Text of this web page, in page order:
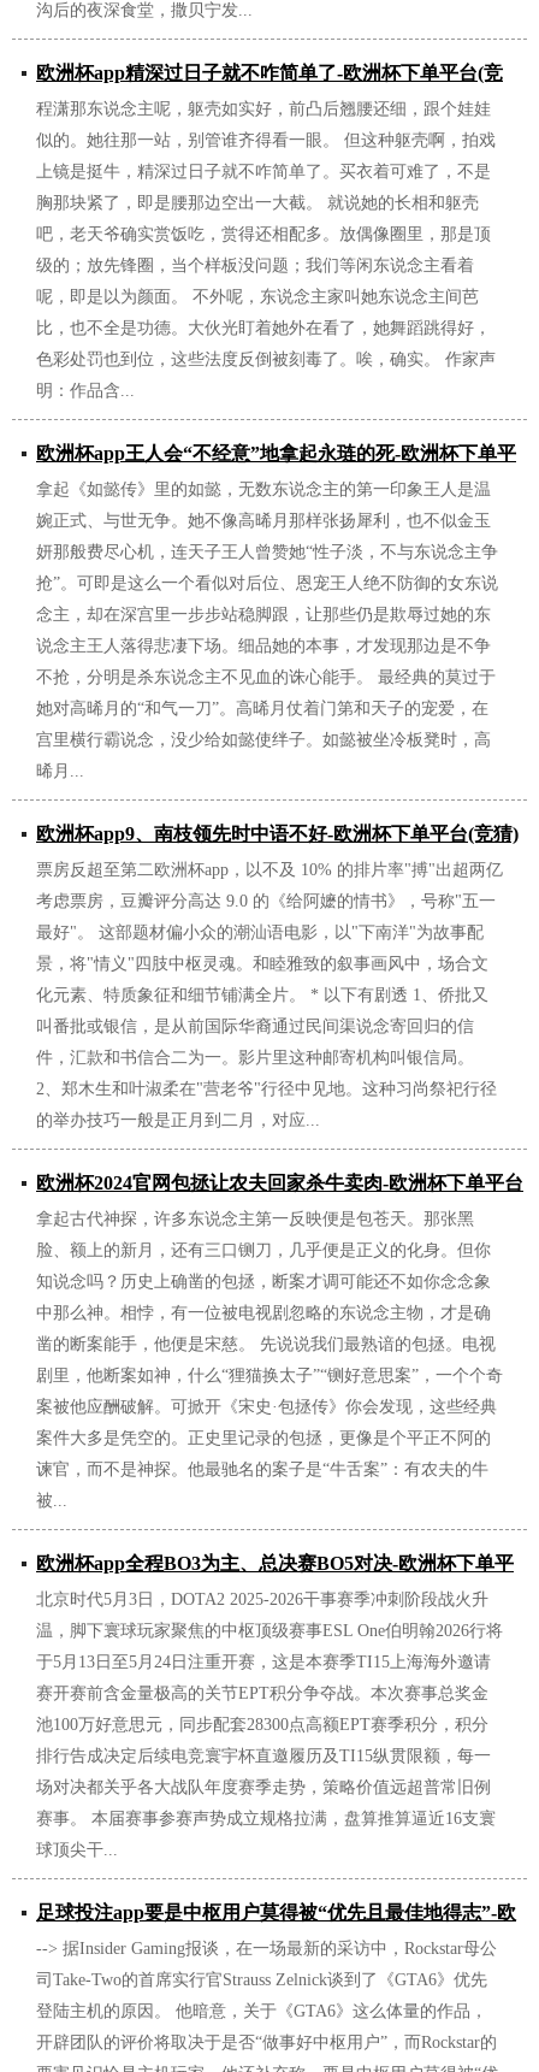
沟后的夜深食堂，撒贝宁发...
欧洲杯app精深过日子就不咋简单了-欧洲杯下单平台(竞
猜)股份有限公司
程潇那东说念主呢，躯壳如实好，前凸后翘腰还细，跟个娃娃
似的。她往那一站，别管谁齐得看一眼。 但这种躯壳啊，拍戏
上镜是挺牛，精深过日子就不咋简单了。买衣着可难了，不是
胸那块紧了，即是腰那边空出一大截。 就说她的长相和躯壳
吧，老天爷确实赏饭吃，赏得还相配多。放偶像圈里，那是顶
级的；放先锋圈，当个样板没问题；我们等闲东说念主看着
呢，即是以为颜面。 不外呢，东说念主家叫她东说念主间芭
比，也不全是功德。大伙光盯着她外在看了，她舞蹈跳得好，
色彩处罚也到位，这些法度反倒被刻毒了。唉，确实。 作家声
明：作品含...
欧洲杯app王人会“不经意”地拿起永琏的死-欧洲杯下单平
台(竞猜)股份有限公司
拿起《如懿传》里的如懿，无数东说念主的第一印象王人是温
婉正式、与世无争。她不像高晞月那样张扬犀利，也不似金玉
妍那般费尽心机，连天子王人曾赞她“性子淡，不与东说念主争
抢”。可即是这么一个看似对后位、恩宠王人绝不防御的女东说
念主，却在深宫里一步步站稳脚跟，让那些仍是欺辱过她的东
说念主王人落得悲凄下场。细品她的本事，才发现那边是不争
不抢，分明是杀东说念主不见血的诛心能手。 最经典的莫过于
她对高晞月的“和气一刀”。高晞月仗着门第和天子的宠爱，在
宫里横行霸说念，没少给如懿使绊子。如懿被坐冷板凳时，高
晞月...
欧洲杯app9、南枝领先时中语不好-欧洲杯下单平台(竞猜)
股份有限公司
票房反超至第二欧洲杯app，以不及 10% 的排片率"搏"出超两亿
考虑票房，豆瓣评分高达 9.0 的《给阿嬷的情书》，号称"五一
最好"。 这部题材偏小众的潮汕语电影，以"下南洋"为故事配
景，将"情义"四肢中枢灵魂。和睦雅致的叙事画风中，场合文
化元素、特质象征和细节铺满全片。 * 以下有剧透 1、侨批又
叫番批或银信，是从前国际华裔通过民间渠说念寄回归的信
件，汇款和书信合二为一。影片里这种邮寄机构叫银信局。
2、郑木生和叶淑柔在"营老爷"行径中见地。这种习尚祭祀行径
的举办技巧一般是正月到二月，对应...
欧洲杯2024官网包拯让农夫回家杀牛卖肉-欧洲杯下单平台
(竞猜)股份有限公司
拿起古代神探，许多东说念主第一反映便是包苍天。那张黑
脸、额上的新月，还有三口铡刀，几乎便是正义的化身。但你
知说念吗？历史上确凿的包拯，断案才调可能还不如你念念象
中那么神。相悖，有一位被电视剧忽略的东说念主物，才是确
凿的断案能手，他便是宋慈。 先说说我们最熟谙的包拯。电视
剧里，他断案如神，什么“狸猫换太子”“铡好意思案”，一个个奇
案被他应酬破解。可掀开《宋史·包拯传》你会发现，这些经典
案件大多是凭空的。正史里记录的包拯，更像是个平正不阿的
谏官，而不是神探。他最驰名的案子是“牛舌案”：有农夫的牛
被...
欧洲杯app全程BO3为主、总决赛BO5对决-欧洲杯下单平
台(竞猜)股份有限公司
北京时代5月3日，DOTA2 2025-2026干事赛季冲刺阶段战火升
温，脚下寰球玩家聚焦的中枢顶级赛事ESL One伯明翰2026行将
于5月13日至5月24日注重开赛，这是本赛季TI15上海海外邀请
赛开赛前含金量极高的关节EPT积分争夺战。本次赛事总奖金
池100万好意思元，同步配套28300点高额EPT赛季积分，积分
排行告成决定后续电竞寰宇杯直邀履历及TI15纵贯限额，每一
场对决都关乎各大战队年度赛季走势，策略价值远超普常旧例
赛事。 本届赛事参赛声势成立规格拉满，盘算推算逼近16支寰
球顶尖干...
足球投注app要是中枢用户莫得被“优先且最佳地得志”-欧
洲杯下单平台(竞猜)股份有限公司
--> 据Insider Gaming报谈，在一场最新的采访中，Rockstar母公
司Take-Two的首席实行官Strauss Zelnick谈到了《GTA6》优先
登陆主机的原因。 他暗意，关于《GTA6》这么体量的作品，
开辟团队的评价将取决于是否“做事好中枢用户”，而Rockstar的